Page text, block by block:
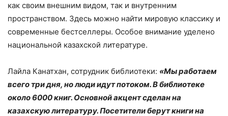
как своим внешним видом, так и внутренним
пространством. Здесь можно найти мировую классику и
современные бестселлеры. Особое внимание уделено
национальной казахской литературе.
Лайла Канатхан, сотрудник библиотеки: «Мы работаем
всего три дня, но люди идут потоком. В библиотеке
около 6000 книг. Основной акцент сделан на
казахскую литературу. Посетители берут книги на